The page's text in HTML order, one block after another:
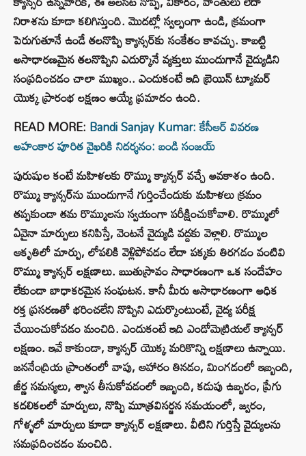
నిరాశను కూడా కలిగిస్తుంది. మొదట్లో స్వల్పంగా ఉండి, క్రమంగా
పెరుగుతూనే ఉండే తలనొప్పి క్యాన్సర్‌కు సంకేతం కావచ్చు. కాబట్టి
అసాధారణమైన తలనొప్పిని ఎదుర్కొనే వ్యక్తులు ముందుగానే వైద్యుడిని
సంప్రదించడం చాలా ముఖ్యం.. ఎందుకంటే ఇది బ్రెయిన్ ట్యూమర్
యొక్క ప్రారంభ లక్షణం అయ్యే ప్రమాదం ఉంది.
READ MORE: Bandi Sanjay Kumar: కేసీఆర్ వివరణ
అహంకార పూరిత వైఖరికి నిదర్శనం: బండి సంజయ్
పురుషుల కంటే మహిళలకు రొమ్ము క్యాన్సర్ వచ్చే అవకాశం ఉంది.
రొమ్ము క్యాన్సర్‌ను ముందుగానే గుర్తించేందుకు మహిళలు క్రమం
తప్పకుండా తమ రొమ్ములను స్వయంగా పరీక్షించుకోవాలి. రొమ్ములో
ఏవైనా మార్పులు కనిపిస్తే, వెంటనే వైద్యుడి వద్దకు వెళ్లాలి. రొమ్ముల
ఆకృతిలో మార్పు, లోపలికి వెళ్లిపోవడం లేదా పక్కకు తిరగడం వంటివి
రొమ్ము క్యాన్సర్ లక్షణాలు. ఋతుస్రావం సాధారణంగా ఒక సందేహం
లేకుండా బాధాకరమైన సంఘటన. కానీ మీరు అసాధారణంగా అధిక
రక్త ప్రసరణతో భరించలేని నొప్పిని ఎదుర్కొంటుంటే, వైద్య పరీక్ష
చేయించుకోవడం మంచిది. ఎందుకంటే ఇది ఎండోమెట్రియల్ క్యాన్సర్
లక్షణం. ఇవే కాకుండా, క్యాన్సర్ యొక్క మరికొన్ని లక్షణాలు ఉన్నాయి.
జననేంద్రియ ప్రాంతంలో వాపు, ఆహారం తినడం, మింగడంలో ఇబ్బంది,
జీర్ణ సమస్యలు, శ్వాస తీసుకోవడంలో ఇబ్బంది, కడుపు ఉబ్బరం, ప్రేగు
కదలికలలో మార్పులు, నొప్పి మూత్రవిసర్జన సమయంలో, జ్వరం,
గోళ్ళలో మార్పులు కూడా క్యాన్సర్ లక్షణాలు. వీటిని గుర్తిస్తే వైద్యులను
సమప్రదించడం మంచిది.